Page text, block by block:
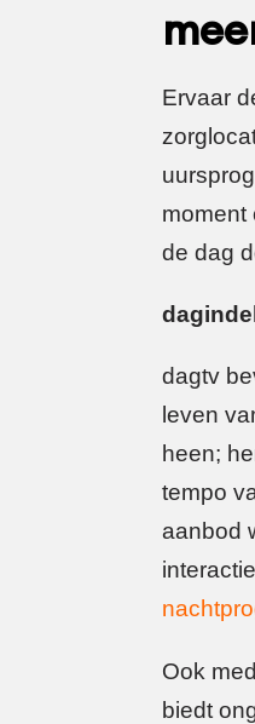
Ervaar
moment
de dag
dagtv
leven
heen;
tempo
aanbod
Ook
biedt